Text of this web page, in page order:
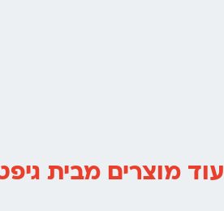
עוד מוצרים מבית